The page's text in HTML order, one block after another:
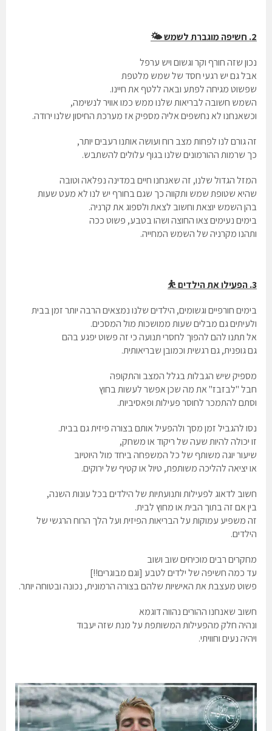
2. חשיפה מוגברת לשמש 🌤️
נכון שזה חורף וקר וגשום ויש ערפל
אבל גם יש רגעי חסד של שמש מלטפת
שפשוט מגיחה לפתע ובאה ללטף את חיינו.
השמש חשובה לבריאות שלנו ממש כמו אוויר לנשימה,
וכשאנחנו לא נחשפים אליה מספיק אז מערכת החיסון שלנו ירודה.
זה גורם לנו לפחות מצב רוח ועושה אותנו רעבים יותר,
כך שרמות ההורמונים שלנו בגוף עלולים להשתבש.
המזל הגדול שלנו, זה שאנחנו חיים במדינה נפלאה וטובה
שהיא שטופת שמש ותקווה כך שגם בחורף יש לנו לא מעט שעות
בהן השמש יוצאת וחשוב לצאת ולספוג את קרניה.
בימים נעימים צאו החוצה ושהו בטבע, פשוט ככה
ותהנו מקרניה של השמש המחייה.
3. הפעילו את הילדים ⛹️
בימים חורפיים וגשומים, הילדים שלנו נמצאים הרבה יותר זמן בבית
ולעיתים גם מבלים שעות ממושכות מול המסכים.
אל תתנו להם להפוך לחסרי תנועה כי זה פשוט יפגע בהם
גם גופנית, גם רגשית וכמובן שבריאותית.
מספיק שיש הגבלות בגלל המצב והתקופה
חבל "לבזבז" את מה שכן אפשר לעשות בחוץ
וסתם להתמכר לחוסר פעילות ופאסיביות.
נסו להגביל זמן מסך ולהפעיל אותם בצורה פיזית גם בבית.
זו יכולה להיות שעה של ריקוד או משחק,
שיעור יוגה משותף של כל המשפחה ביחד מול היוטיוב
או יציאה להליכה משותפת, טיול או קטיף של ירוקים.
חשוב לדאוג לפעילות ותנועתיות של הילדים בכל עונות השנה,
בין אם זה בתוך הבית או מחוץ לבית.
זה משפיע עמוקות על הבריאות הפיזית ועל הלך הרוח הרגשי של
הילדים.
מחקרים רבים מוכיחים שוב ושוב
עד כמה חשיפה של ילדים לטבע [וגם מבוגרים!!]
פשוט מעצבת את האישיות שלהם בצורה הרמונית, נכונה ובטוחה יותר.
חשוב שאנחנו ההורים נהווה דוגמא
ונהיה חלק מהפעילות המשותפת על מנת שזה יעבוד
ויהיה נעים וחוויתי.